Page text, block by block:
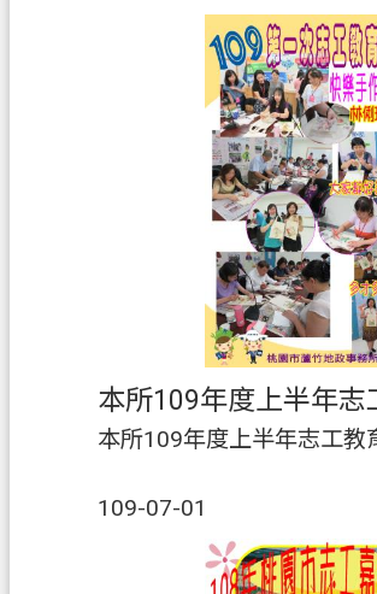
本所109年度上半年志
109-07-01
本所109年度上半年志工教